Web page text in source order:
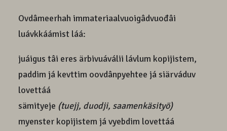
Ovdâmeerhah immateriaalvuoigâdvuođâi
luávkkáámist láá:
juáigus tâi eres ärbivuáválii lávlum kopijistem,
paddim já kevttim oovdânpyehtee já siärváduv
lovettáá
sämityeje (tuejj, duodji, saamenkäsityö)
myenster kopijistem já vyebdim lovettáá